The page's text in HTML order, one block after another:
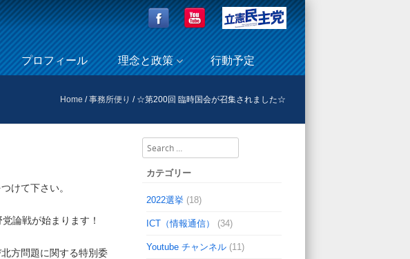
プロフィール 理念と政策 行動予定
Home /事務所便り / ☆第200回 臨時国会が召集されました☆
けて下さい。
論戦が始まります！
方問題に関する特別委
Search
カテゴリー
2022選挙 (18)
ICT（情報通信） (34)
Youtube チャンネル (11)